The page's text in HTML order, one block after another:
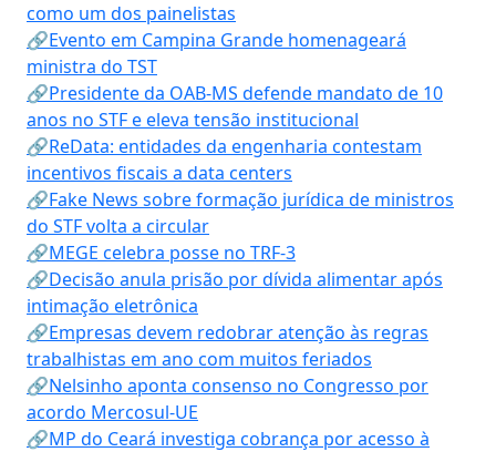
como um dos painelistas
🔗Evento em Campina Grande homenageará
ministra do TST
🔗Presidente da OAB-MS defende mandato de 10
anos no STF e eleva tensão institucional
🔗ReData: entidades da engenharia contestam
incentivos fiscais a data centers
🔗Fake News sobre formação jurídica de ministros
do STF volta a circular
🔗MEGE celebra posse no TRF-3
🔗Decisão anula prisão por dívida alimentar após
intimação eletrônica
🔗Empresas devem redobrar atenção às regras
trabalhistas em ano com muitos feriados
🔗Nelsinho aponta consenso no Congresso por
acordo Mercosul-UE
🔗MP do Ceará investiga cobrança por acesso à